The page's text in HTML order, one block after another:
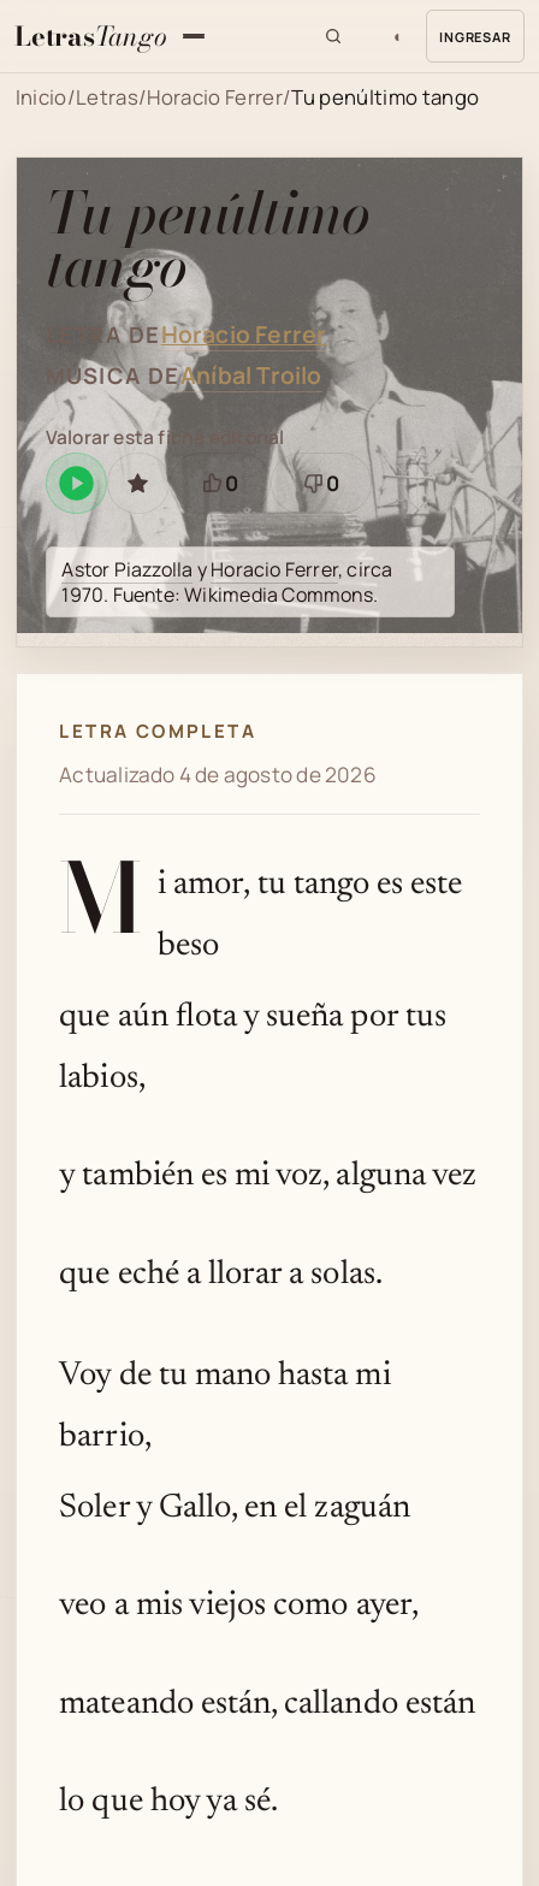
LetrasTango ◐ INGRESAR
Inicio/Letras/Horacio Ferrer/Tu penúltimo tango
Tu penúltimo
tango
LETRA DEHoracio Ferrer
MÚSICA DEAníbal Troilo
Reproducir
en
Spotify
GUARDAR
Valorar esta ficha editorial
Está
bien
0
Necesita
revisión
0
Astor Piazzolla yHoracio Ferrer, circa
1970. Fuente: Wikimedia Commons.
LETRA COMPLETA
Actualizado 4 de agosto de 2026
M i amor, tu tango es este
beso
que aún flota y sueña por tus
labios,
y también es mi voz, alguna vez
que eché a llorar a solas.
Voy de tu mano hasta mi
barrio,
Soler y Gallo, en el zaguán
veo a mis viejos como ayer,
mateando están, callando están
lo que hoy ya sé.